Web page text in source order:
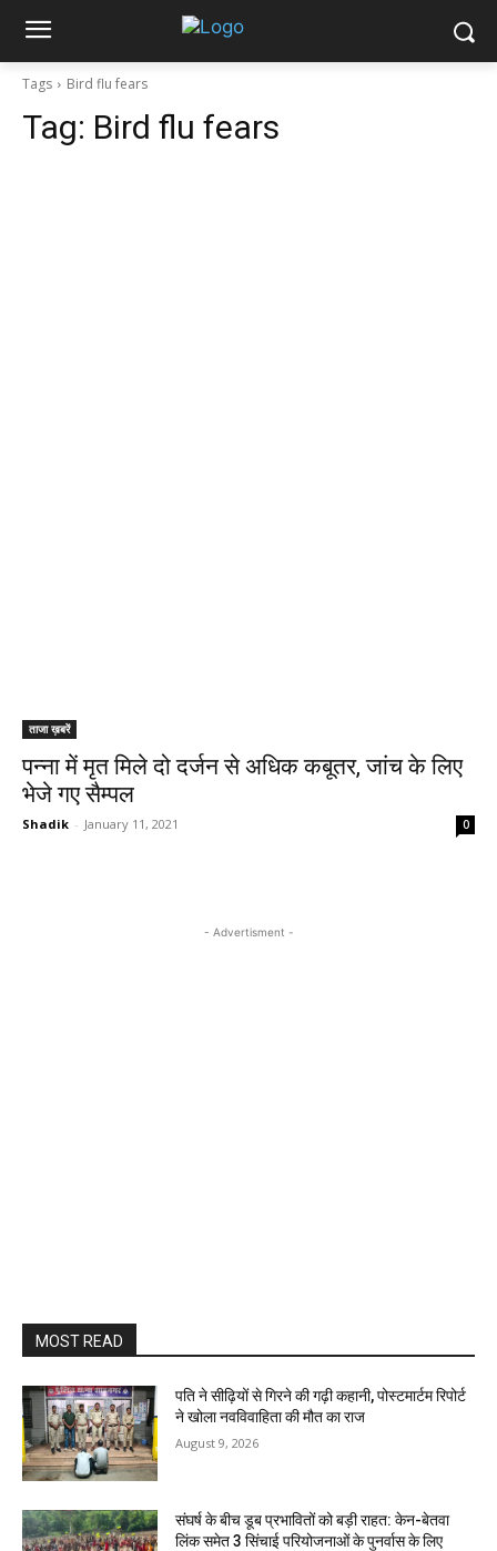
Tags Bird flu fears
Tag: Bird flu fears
ताजा ख़बरें
पन्ना में मृत मिले दो दर्जन से अधिक कबूतर, जांच के लिए
भेजे गए सैम्पल
Shadik - January 11, 2021 0
- Advertisment -
MOST READ
पति ने सीढ़ियों से गिरने की गढ़ी कहानी, पोस्टमार्टम रिपोर्ट
ने खोला नवविवाहिता की मौत का राज
August 9, 2026
संघर्ष के बीच डूब प्रभावितों को बड़ी राहत: केन-बेतवा
लिंक समेत 3 सिंचाई परियोजनाओं के पुनर्वास के लिए